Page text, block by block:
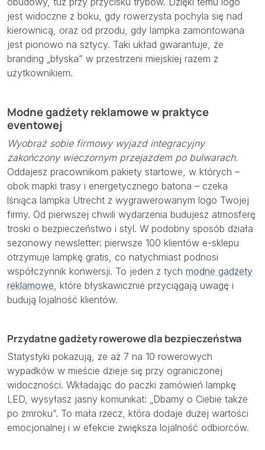
jest widoczne z boku, gdy rowerzysta pochyla się nad
kierownicą, oraz od przodu, gdy lampka zamontowana
jest pionowo na sztycy. Taki układ gwarantuje, że
branding „błyska” w przestrzeni miejskiej razem z
użytkownikiem.
Modne gadżety reklamowe w praktyce
eventowej
Wyobraź sobie firmowy wyjazd integracyjny
zakończony wieczornym przejazdem po bulwarach.
Oddajesz pracownikom pakiety startowe, w których –
obok mapki trasy i energetycznego batona – czeka
lśniąca lampka Utrecht z wygrawerowanym logo Twojej
firmy. Od pierwszej chwili wydarzenia budujesz atmosferę
troski o bezpieczeństwo i styl. W podobny sposób działa
sezonowy newsletter: pierwsze 100 klientów e-sklepu
otrzymuje lampkę gratis, co natychmiast podnosi
współczynnik konwersji. To jeden z tych modne gadżety
reklamowe, które błyskawicznie przyciągają uwagę i
budują lojalność klientów.
Przydatne gadżety rowerowe dla bezpieczeństwa
Statystyki pokazują, że aż 7 na 10 rowerowych
wypadków w mieście dzieje się przy ograniczonej
widoczności. Wkładając do paczki zamówień lampkę
LED, wysyłasz jasny komunikat: „Dbamy o Ciebie także
po zmroku”. To mała rzecz, która dodaje dużej wartości
emocjonalnej i w efekcie zwiększa lojalność odbiorców.